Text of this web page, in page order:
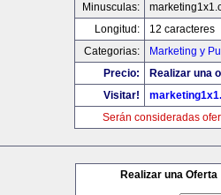
Minusculas:
Longitud:
12 caracteres
Categorias:
Marketing y
Precio:
Realizar una
Visitar!
Serán consideradas
Realizar una Oferta